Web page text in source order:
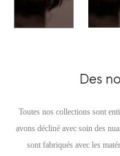
Des
Toutes nos collections sont
avons décliné avec soin des
sont fabriqués avec les